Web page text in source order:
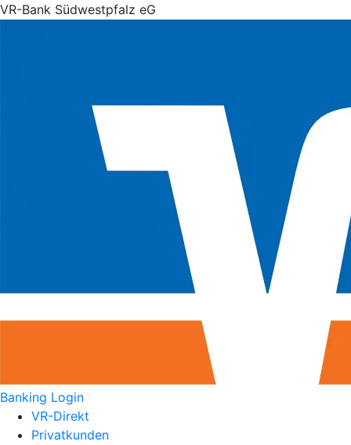
VR-Bank Südwestpfalz eG
Banking Login
VR-Direkt
Privatkunden